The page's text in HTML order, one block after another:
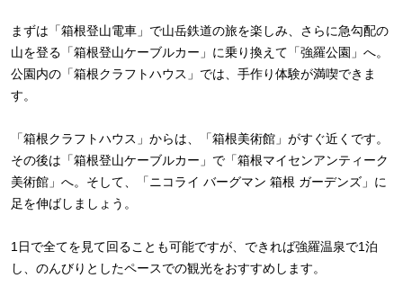
まずは「箱根登山電車」で山岳鉄道の旅を楽しみ、さらに急勾配の
山を登る「箱根登山ケーブルカー」に乗り換えて「強羅公園」へ。
公園内の「箱根クラフトハウス」では、手作り体験が満喫できま
す。
「箱根クラフトハウス」からは、「箱根美術館」がすぐ近くです。
その後は「箱根登山ケーブルカー」で「箱根マイセンアンティーク
美術館」へ。そして、「ニコライ バーグマン 箱根 ガーデンズ」に
足を伸ばしましょう。
1日で全てを見て回ることも可能ですが、できれば強羅温泉で1泊
し、のんびりとしたペースでの観光をおすすめします。